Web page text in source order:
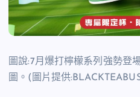
圖說:7月爆打檸檬系列強勢登
圖。(圖片提供